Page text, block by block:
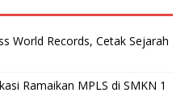
World Records, Cetak Sejarah
Ramaikan MPLS di SMKN 1